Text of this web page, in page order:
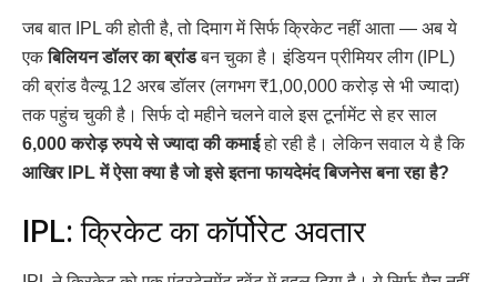
जब बात IPL की होती है, तो दिमाग में सिर्फ क्रिकेट नहीं आता — अब ये
एकबिलियन डॉलर का ब्रांडबन चुका है। इंडियन प्रीमियर लीग (IPL)
की ब्रांड वैल्यू 12 अरब डॉलर (लगभग ₹1,00,000 करोड़ से भी ज्यादा)
तक पहुंच चुकी है। सिर्फ दो महीने चलने वाले इस टूर्नामेंट से हर साल
6,000 करोड़ रुपये से ज्यादा की कमाईहो रही है। लेकिन सवाल ये है कि
आखिर IPL में ऐसा क्या है जो इसे इतना फायदेमंद बिजनेस बना रहा है?
IPL: क्रिकेट का कॉर्पोरेट अवतार